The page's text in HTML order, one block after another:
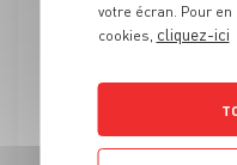
FRUITS ET LÉGUMES
Second de rayon fruits
CDI
votre écran. Pour
cookies, cliquez-ici